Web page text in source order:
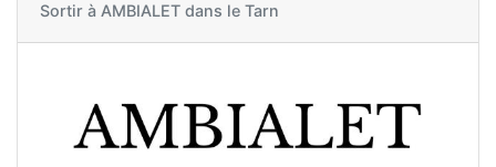
Sortir à AMBIALET dans le Tarn